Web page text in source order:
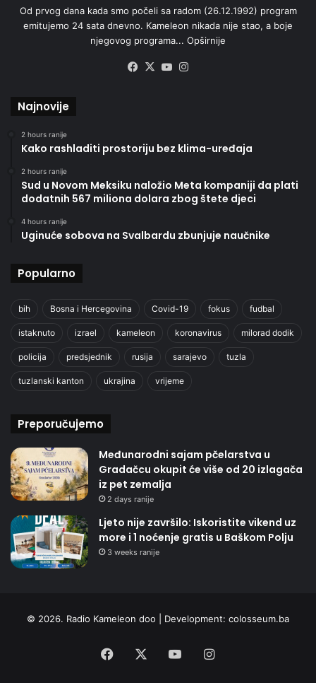
Od prvog dana kada smo počeli sa radom (26.12.1992) program
emitujemo 24 sata dnevno. Kameleon nikada nije stao, a boje
njegovog programa... Opširnije
Facebook
X YouTube
Najnovije
2 hours ranije
Kako rashladiti prostoriju bez klima-uređaja
2 hours ranije
Sud u Novom Meksiku naložio Meta kompaniji da plati
dodatnih 567 miliona dolara zbog štete djeci
4 hours ranije
Uginuće sobova na Svalbardu zbunjuje naučnike
Popularno
bih Bosna i Hercegovina Covid-19 fokus fudbal
istaknuto izrael kameleon koronavirus milorad dodik
policija predsjednik rusija sarajevo tuzla
tuzlanski kanton ukrajina vrijeme
Preporučujemo
Međunarodni sajam pčelarstva u
Gradačcu okupit će više od 20 izlagača
iz pet zemalja
2 days ranije
Ljeto nije završilo: Iskoristite vikend uz
more i 1 noćenje gratis u Baškom Polju
3 weeks ranije
© 2026. Radio Kameleon doo | Development: colosseum.ba
Facebook YouTubeInstagram